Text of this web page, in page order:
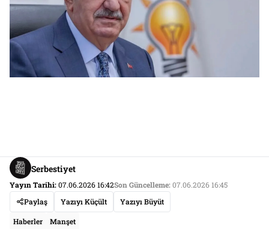
Serbestiyet
Yayın Tarihi:07.06.2026 16:42Son Güncelleme:07.06.2026 16:45
Paylaş
Yazıyı Küçült Yazıyı Büyüt
Haberler Manşet